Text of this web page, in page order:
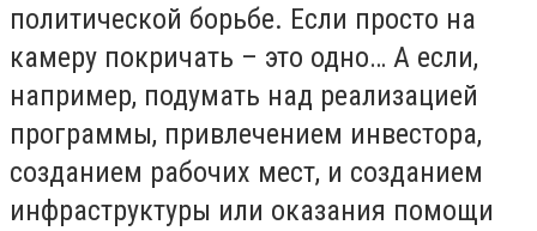
политической борьбе. Если просто на
камеру покричать – это одно… А если,
например, подумать над реализацией
программы, привлечением инвестора,
созданием рабочих мест, и созданием
инфраструктуры или оказания помощи